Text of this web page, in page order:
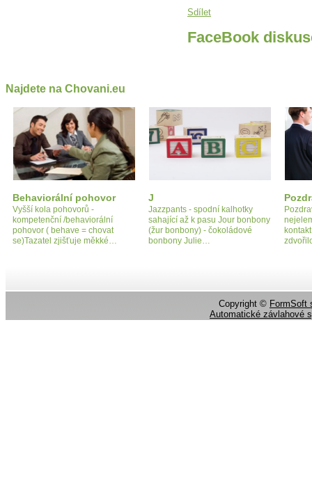
Sdílet
FaceBook
Najdete na Chovani.eu
Behaviorální pohovor
Vyšší kola pohovorů -
kompetenční /behaviorální
pohovor ( behave = chovat
se)Tazatel zjišťuje měkké…
J
Jazzpants - spodní kalhotky
sahající až k pasu Jour bonbony
(žur bonbony) - čokoládové
bonbony Julie…
Copyright © FormSoft
Automatické závlahové